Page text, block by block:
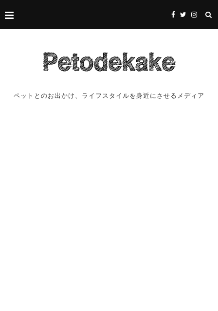
ペットとのお出かけ、ライフスタイルを身近にさせるメディア